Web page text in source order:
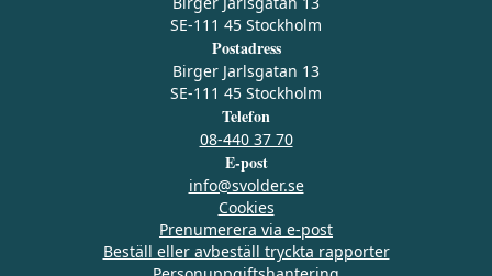
SE-111 45 Stockholm
Postadress
Birger Jarlsgatan 13
SE-111 45 Stockholm
Telefon
08-440 37 70
E-post
info@svolder.se
Cookies
Prenumerera via e‑post
Beställ eller avbeställ tryckta rapporter